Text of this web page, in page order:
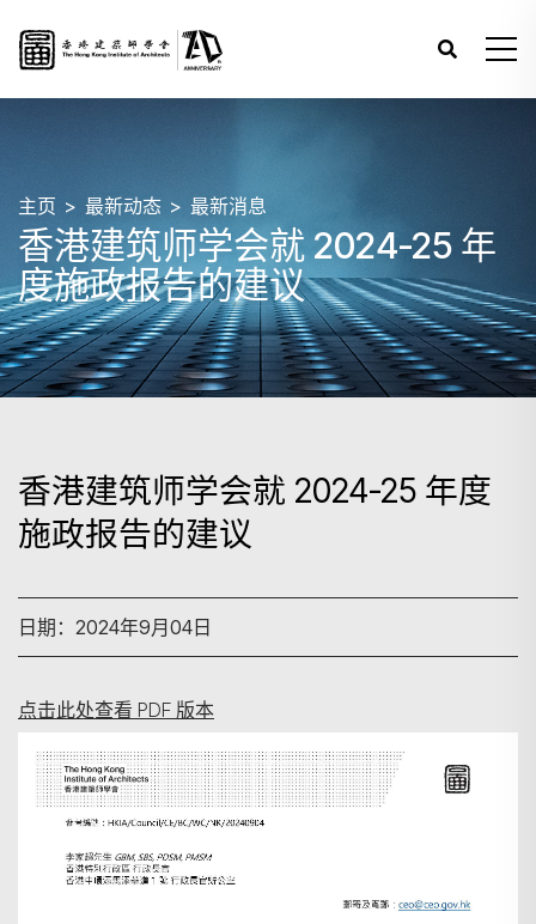
主页 最新动态 最新消息
香港建筑师学会就 2024-25 年
度施政报告的建议
香港建筑师学会就 2024-25 年度
施政报告的建议
日期：2024年9月04日
点击此处查看 PDF 版本